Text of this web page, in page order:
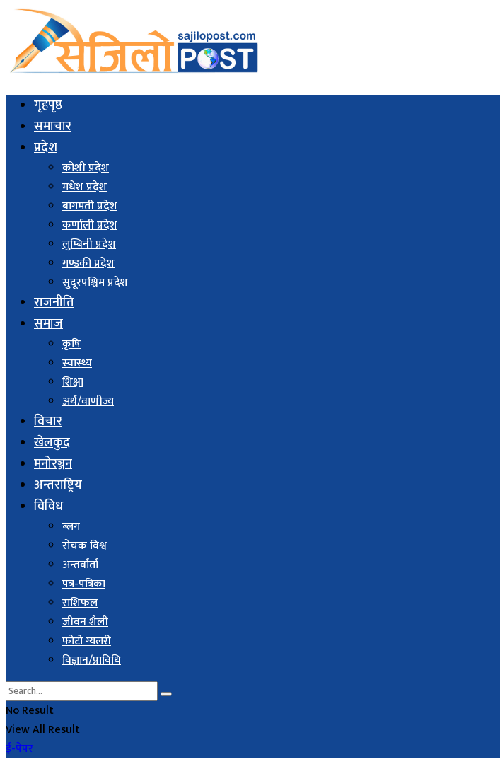
गृहपृष्ठ
समाचार
प्रदेश
कोशी प्रदेश
मधेश प्रदेश
बागमती प्रदेश
कर्णाली प्रदेश
लुम्बिनी प्रदेश
गण्डकी प्रदेश
सुदूरपश्चिम प्रदेश
राजनीति
समाज
कृषि
स्वास्थ्य
शिक्षा
अर्थ/वाणीज्य
विचार
खेलकुद
मनोरञ्जन
अन्तराष्ट्रिय
विविध
ब्लग
रोचक विश्व
अन्तर्वार्ता
पत्र-पत्रिका
राशिफल
जीवन शैली
फोटो ग्यलरी
विज्ञान/प्राविधि
No Result
View All Result
ई-पेपर